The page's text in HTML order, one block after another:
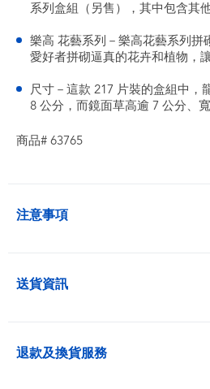
系列盒組（另售），其中包含其
樂高 花藝系列－樂高花藝系列拼
愛好者拼砌逼真的花卉和植物，
尺寸－這款 217 片裝的盒組中，
8 公分，而鏡面草高逾 7 公分、
商品# 63765
注意事項
送貨資訊
退款及換貨服務